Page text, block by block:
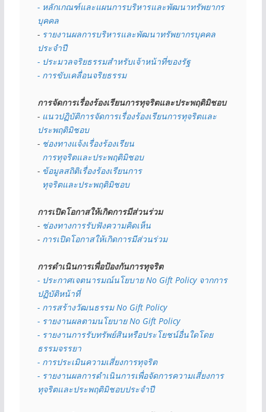
- หลักเกณฑ์และแผนการบริหารและพัฒนาทรัพยากร
บุคคล
- รายงานผลการบริหารและพัฒนาทรัพยากรบุคคล
ประจำปี
- ประมวลจริยธรรมสำหรับเจ้าหน้าที่ของรัฐ
- การขับเคลื่อนจริยธรรม
การจัดการเรื่องร้องเรียนการทุจริตและประพฤติมิชอบ
- แนวปฏิบัติการจัดการเรื่องร้องเรียนการทุจริตและ
ประพฤติมิชอบ
- ช่องทางแจ้งเรื่องร้องเรียน
  การทุจริตและประพฤติมิชอบ
- ข้อมูลสถิติเรื่องร้องเรียนการ
  ทุจริตและประพฤติมิชอบ
การเปิดโอกาสให้เกิดการมีส่วนร่วม
- ช่องทางการรับฟังความคิดเห็น
- การเปิดโอกาสให้เกิดการมีส่วนร่วม
การดำเนินการเพื่อป้องกันการทุจริต
- ประกาศเจตนารมณ์นโยบาย No Gift Policy จากการ
ปฏิบัติหน้าที่
- การสร้างวัฒนธรรม No Gift Policy
- รายงานผลตามนโยบาย No Gift Policy
- รายงานการรับทรัพย์สินหรือประโยชน์อื่นใดโดย
ธรรมจรรยา
- การประเมินความเสี่ยงการทุจริต
- รายงานผลการดำเนินการเพื่อจัดการความเสี่ยงการ
ทุจริตและประพฤติมิชอบประจำปี